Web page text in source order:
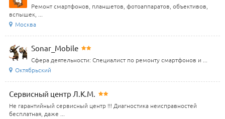
Ремонт смартфонов, планшетов, фотоаппаратов, объективов,
вспышек, ...
Москва
Sonar_Mobile
Сфера деятельности: Специалист по ремонту смартфонов и ...
Октябрьский
Сервисный центр Л.К.М.
Не гарантийный сервисный центр !!! Диагностика неисправностей
бесплатная, даже ...